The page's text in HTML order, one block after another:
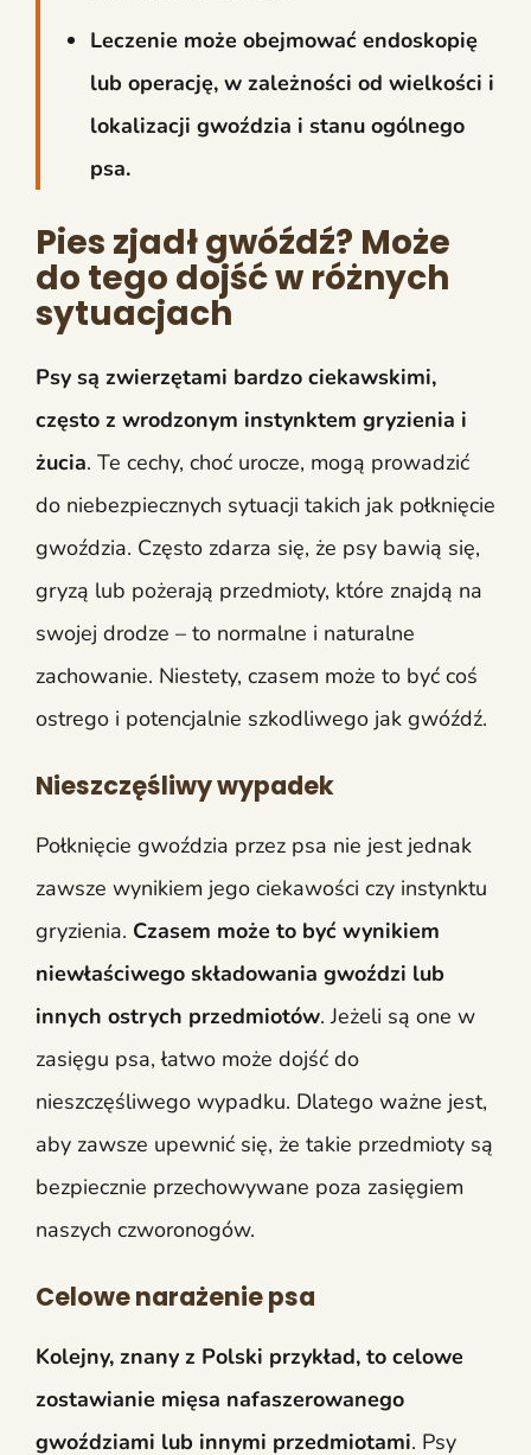
Leczenie może obejmować endoskopię
lub operację, w zależności od wielkości i
lokalizacji gwoździa i stanu ogólnego
psa.
Pies zjadł gwóźdź? Może
do tego dojść w różnych
sytuacjach
Psy są zwierzętami bardzo ciekawskimi,
często z wrodzonym instynktem gryzienia i
żucia. Te cechy, choć urocze, mogą prowadzić
do niebezpiecznych sytuacji takich jak połknięcie
gwoździa. Często zdarza się, że psy bawią się,
gryzą lub pożerają przedmioty, które znajdą na
swojej drodze – to normalne i naturalne
zachowanie. Niestety, czasem może to być coś
ostrego i potencjalnie szkodliwego jak gwóźdź.
Nieszczęśliwy wypadek
Połknięcie gwoździa przez psa nie jest jednak
zawsze wynikiem jego ciekawości czy instynktu
gryzienia. Czasem może to być wynikiem
niewłaściwego składowania gwoździ lub
innych ostrych przedmiotów. Jeżeli są one w
zasięgu psa, łatwo może dojść do
nieszczęśliwego wypadku. Dlatego ważne jest,
aby zawsze upewnić się, że takie przedmioty są
bezpiecznie przechowywane poza zasięgiem
naszych czworonogów.
Celowe narażenie psa
Kolejny, znany z Polski przykład, to celowe
zostawianie mięsa nafaszerowanego
gwoździami lub innymi przedmiotami. Psy